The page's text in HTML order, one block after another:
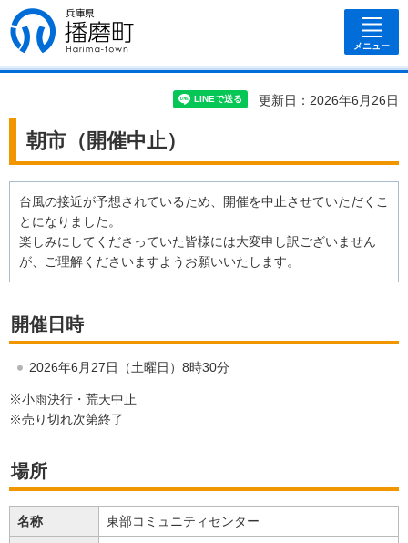
兵庫県 播磨
町
メニュー
更新日：2026年6月26日
朝市（開催中止）
台風の接近が予想されているため、開催を中止させていただくこ
とになりました。
楽しみにしてくださっていた皆様には大変申し訳ございません
が、ご理解くださいますようお願いいたします。
開催日時
2026年6月27日（土曜日）8時30分
※小雨決行・荒天中止
※売り切れ次第終了
場所
名称 東部コミュニティセンター